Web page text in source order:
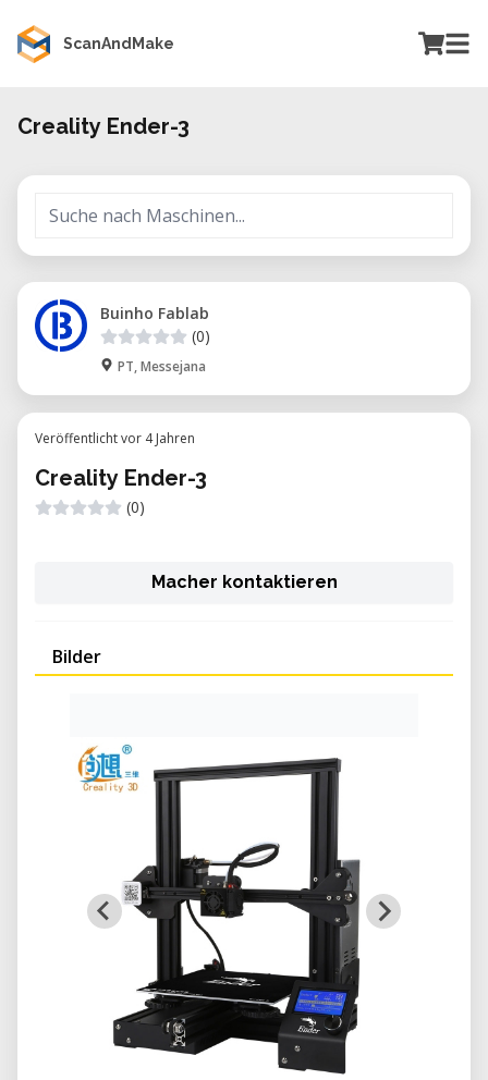
ScanAndMake
Creality Ender-3
Buinho Fablab
(0)
PT, Messejana
Veröffentlicht vor 4 Jahren
Creality Ender-3
(0)
Macher kontaktieren
Bilder